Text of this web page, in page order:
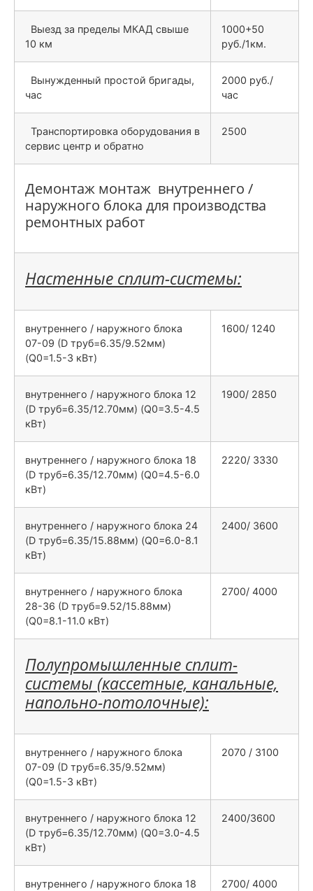
Выезд за пределы МКАД свыше
10 км
1000+50
руб./1км.
Вынужденный простой бригады,
час
2000 руб./
час
Транспортировка оборудования в
сервис центр и обратно
2500
Демонтаж монтаж внутреннего /
наружного блока для производства
ремонтных работ
Настенные сплит-системы:
внутреннего / наружного блока
07-09 (D труб=6.35/9.52мм)
(Q0=1.5-3 кВт)
1600/ 1240
внутреннего / наружного блока 12
(D труб=6.35/12.70мм) (Q0=3.5-4.5
кВт)
1900/ 2850
внутреннего / наружного блока 18
(D труб=6.35/12.70мм) (Q0=4.5-6.0
кВт)
2220/ 3330
внутреннего / наружного блока 24
(D труб=6.35/15.88мм) (Q0=6.0-8.1
кВт)
2400/ 3600
внутреннего / наружного блока
28-36 (D труб=9.52/15.88мм)
(Q0=8.1-11.0 кВт)
2700/ 4000
Полупромышленные сплит-
системы (кассетные, канальные,
напольно-потолочные):
внутреннего / наружного блока
07-09 (D труб=6.35/9.52мм)
(Q0=1.5-3 кВт)
2070 / 3100
внутреннего / наружного блока 12
(D труб=6.35/12.70мм) (Q0=3.0-4.5
кВт)
2400/3600
внутреннего / наружного блока 18 2700/ 4000